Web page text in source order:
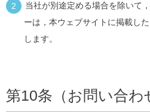
当社が別途定める場合を除いて
ーは，本ウェブサイトに掲載し
します。
第10条（お問い合わ